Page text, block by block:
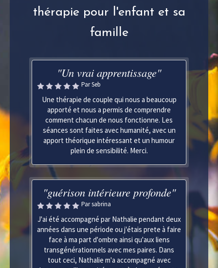
thérapie pour l'enfant et sa
famille
"Un vrai apprentissage"
Par Seb
Une thérapie de couple qui nous a beaucoup
apporté et nous a permis de comprendre
comment chacun de nous fonctionne. Les
séances sont faites avec humanité, avec un
apport théorique intéressant et un humour
plein de sensibilité. Merci.
"guérison intérieure profonde"
Par sabrina
J'ai été accompagné par Nathalie pendant deux
années dans une période ou j'étais prete à faire
face à ma part d'ombre ainsi qu'aux liens
transgénérationnels avec mes paires. Dans
tout ceci, Nathalie m'a accompagné avec